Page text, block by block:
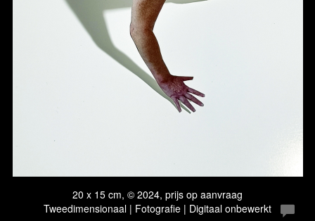
20 x 15 cm, © 2024, prijs op aanvraag
Tweedimensionaal | Fotografie | Digitaal onbewerkt